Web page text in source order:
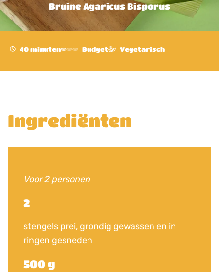
Bruine Agaricus Bisporus
40 minuten Budget Vegetarisch
Ingrediënten
Voor 2 personen
2
stengels prei, grondig gewassen en in
ringen gesneden
500 g